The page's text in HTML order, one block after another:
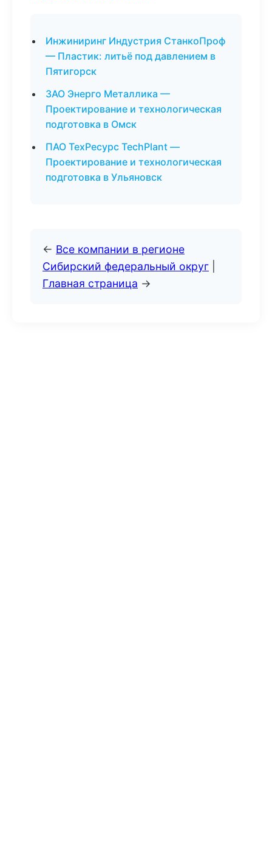
Инжиниринг Индустрия СтанкоПроф
— Пластик: литьё под давлением в
Пятигорск
ЗАО Энерго Металлика —
Проектирование и технологическая
подготовка в Омск
ПАО ТехРесурс TechPlant —
Проектирование и технологическая
подготовка в Ульяновск
← Все компании в регионе
Сибирский федеральный округ
Главная страница →